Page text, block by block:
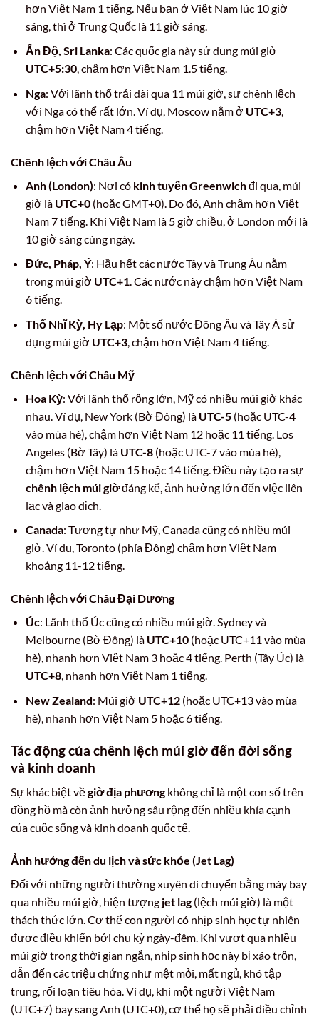
hơn Việt Nam 1 tiếng. Nếu bạn ở Việt Nam lúc 10 giờ
sáng, thì ở Trung Quốc là 11 giờ sáng.
Ấn Độ, Sri Lanka: Các quốc gia này sử dụng múi giờ
UTC+5:30, chậm hơn Việt Nam 1.5 tiếng.
Nga: Với lãnh thổ trải dài qua 11 múi giờ, sự chênh lệch
với Nga có thể rất lớn. Ví dụ, Moscow nằm ở UTC+3,
chậm hơn Việt Nam 4 tiếng.
Chênh lệch với Châu Âu
Anh (London): Nơi có kinh tuyến Greenwichđi qua, múi
giờ là UTC+0(hoặc GMT+0). Do đó, Anh chậm hơn Việt
Nam 7 tiếng. Khi Việt Nam là 5 giờ chiều, ở London mới là
10 giờ sáng cùng ngày.
Đức, Pháp, Ý: Hầu hết các nước Tây và Trung Âu nằm
trong múi giờ UTC+1. Các nước này chậm hơn Việt Nam
6 tiếng.
Thổ Nhĩ Kỳ, Hy Lạp: Một số nước Đông Âu và Tây Á sử
dụng múi giờ UTC+3, chậm hơn Việt Nam 4 tiếng.
Chênh lệch với Châu Mỹ
Hoa Kỳ: Với lãnh thổ rộng lớn, Mỹ có nhiều múi giờ khác
nhau. Ví dụ, New York (Bờ Đông) là UTC-5(hoặc UTC-4
vào mùa hè), chậm hơn Việt Nam 12 hoặc 11 tiếng. Los
Angeles (Bờ Tây) là UTC-8(hoặc UTC-7 vào mùa hè),
chậm hơn Việt Nam 15 hoặc 14 tiếng. Điều này tạo ra sự
chênh lệch múi giờđáng kể, ảnh hưởng lớn đến việc liên
lạc và giao dịch.
Canada: Tương tự như Mỹ, Canada cũng có nhiều múi
giờ. Ví dụ, Toronto (phía Đông) chậm hơn Việt Nam
khoảng 11-12 tiếng.
Chênh lệch với Châu Đại Dương
Úc: Lãnh thổ Úc cũng có nhiều múi giờ. Sydney và
Melbourne (Bờ Đông) là UTC+10(hoặc UTC+11 vào mùa
hè), nhanh hơn Việt Nam 3 hoặc 4 tiếng. Perth (Tây Úc) là
UTC+8, nhanh hơn Việt Nam 1 tiếng.
New Zealand: Múi giờ UTC+12(hoặc UTC+13 vào mùa
hè), nhanh hơn Việt Nam 5 hoặc 6 tiếng.
Tác động của chênh lệch múi giờ đến đời sống
và kinh doanh
Sự khác biệt vềgiờ địa phươngkhông chỉ là một con số trên
đồng hồ mà còn ảnh hưởng sâu rộng đến nhiều khía cạnh
của cuộc sống và kinh doanh quốc tế.
Ảnh hưởng đến du lịch và sức khỏe (Jet Lag)
Đối với những người thường xuyên di chuyển bằng máy bay
qua nhiều múi giờ, hiện tượng jet lag(lệch múi giờ) là một
thách thức lớn. Cơ thể con người có nhịp sinh học tự nhiên
được điều khiển bởi chu kỳ ngày-đêm. Khi vượt qua nhiều
múi giờ trong thời gian ngắn, nhịp sinh học này bị xáo trộn,
dẫn đến các triệu chứng như mệt mỏi, mất ngủ, khó tập
trung, rối loạn tiêu hóa. Ví dụ, khi một người Việt Nam
(UTC+7) bay sang Anh (UTC+0), cơ thể họ sẽ phải điều chỉnh